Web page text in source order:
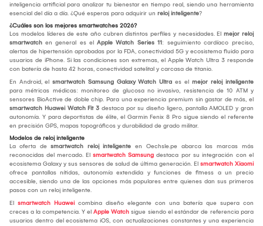
inteligencia artificial para analizar tu bienestar en tiempo real, siendo una herramienta
esencial del día a día. ¿Qué esperas para adquirir un reloj inteligente?
¿Cuáles son los mejores smartwatches 2026?
Los modelos líderes de este año cubren distintos perfiles y necesidades. El mejor reloj
smartwatch en general es el Apple Watch Series 11: seguimiento cardíaco preciso,
alertas de hipertensión aprobadas por la FDA, conectividad 5G y ecosistema fluido para
usuarios de iPhone. Si las condiciones son extremas, el Apple Watch Ultra 3 responde
con batería de hasta 42 horas, conectividad satelital y carcasa de titanio.
En Android, el smartwatch Samsung Galaxy Watch Ultra es el mejor reloj inteligente
para métricas médicas: monitoreo de glucosa no invasivo, resistencia de 10 ATM y
sensores BioActive de doble chip. Para una experiencia premium sin gastar de más, el
smartwatch Huawei Watch Fit 3 destaca por su diseño ligero, pantalla AMOLED y gran
autonomía. Y para deportistas de élite, el Garmin Fenix 8 Pro sigue siendo el referente
en precisión GPS, mapas topográficos y durabilidad de grado militar.
Modelos de reloj inteligente
La oferta de smartwatch reloj inteligente en Oechsle.pe abarca las marcas más
reconocidas del mercado. El smartwatch Samsung destaca por su integración con el
ecosistema Galaxy y sus sensores de salud de última generación. El smartwatch Xiaomi
ofrece pantallas nítidas, autonomía extendida y funciones de fitness a un precio
accesible, siendo una de las opciones más populares entre quienes dan sus primeros
pasos con un reloj inteligente.
El smartwatch Huaweicombina diseño elegante con una batería que supera con
creces a la competencia. Y el Apple Watch sigue siendo el estándar de referencia para
usuarios dentro del ecosistema iOS, con actualizaciones constantes y una experiencia